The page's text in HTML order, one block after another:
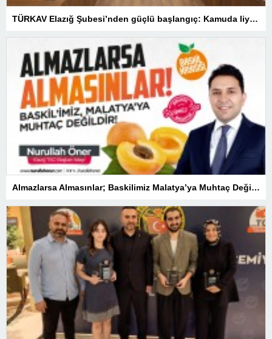
TÜRKAV Elazığ Şubesi’nden güçlü başlangıç: Kamuda liyakatin en gür sesi olacağız
Almazlarsa Almasınlar; Baskilimiz Malatya’ya Muhtaç Değildir